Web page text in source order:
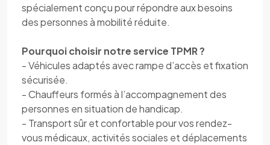
spécialement conçu pour répondre aux besoins
des personnes à mobilité réduite.
Pourquoi choisir notre service TPMR ?
- Véhicules adaptés avec rampe d’accès et fixation
sécurisée.
- Chauffeurs formés à l’accompagnement des
personnes en situation de handicap.
- Transport sûr et confortable pour vos rendez-
vous médicaux, activités sociales et déplacements